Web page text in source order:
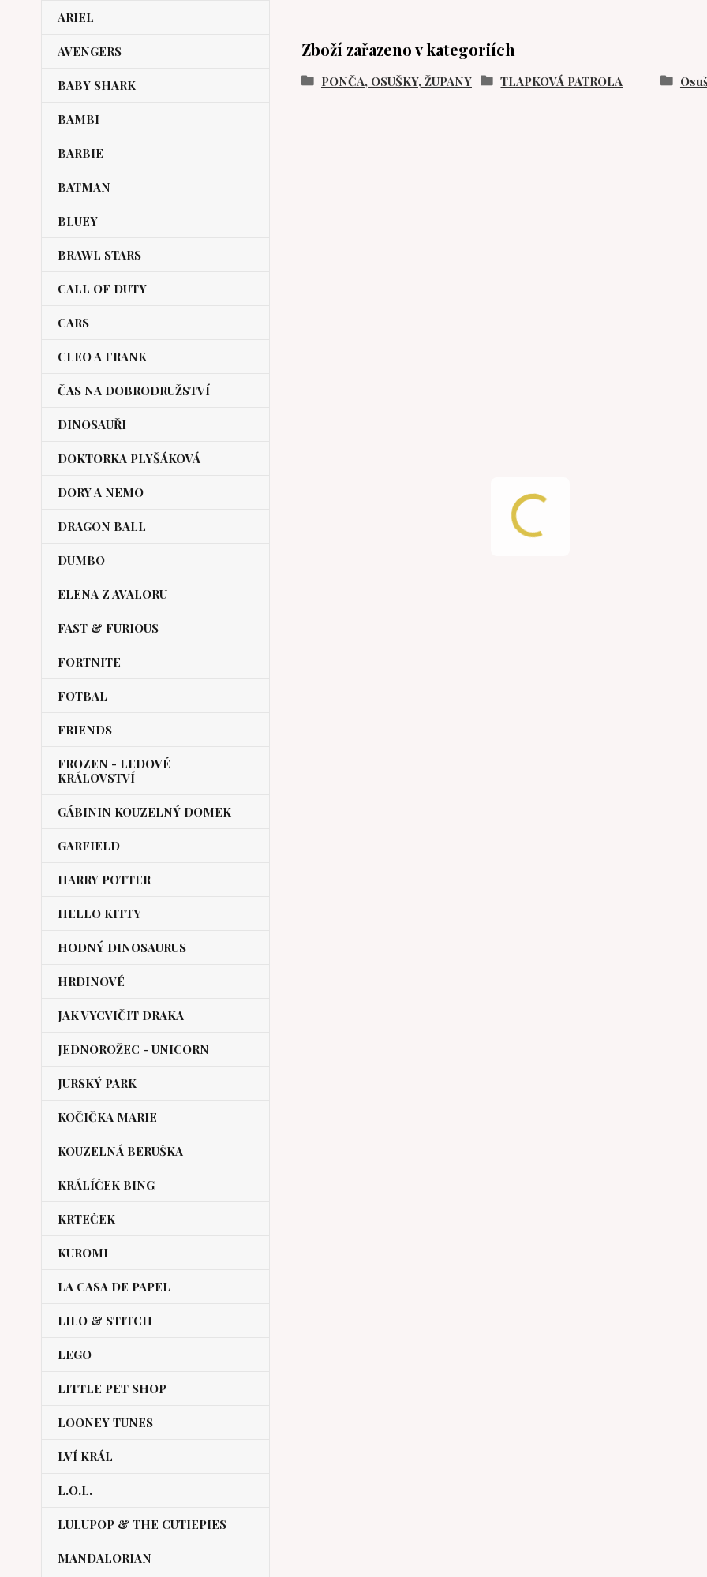
ARIEL
AVENGERS
BABY SHARK
BAMBI
BARBIE
BATMAN
BLUEY
BRAWL STARS
CALL OF DUTY
CARS
CLEO A FRANK
ČAS NA DOBRODRUŽSTVÍ
DINOSAUŘI
DOKTORKA PLYŠÁKOVÁ
DORY A NEMO
DRAGON BALL
DUMBO
ELENA Z AVALORU
FAST & FURIOUS
FORTNITE
FOTBAL
FRIENDS
FROZEN - LEDOVÉ
KRÁLOVSTVÍ
GÁBININ KOUZELNÝ DOMEK
GARFIELD
HARRY POTTER
HELLO KITTY
HODNÝ DINOSAURUS
HRDINOVÉ
JAK VYCVIČIT DRAKA
JEDNOROŽEC - UNICORN
JURSKÝ PARK
KOČIČKA MARIE
KOUZELNÁ BERUŠKA
KRÁLÍČEK BING
KRTEČEK
KUROMI
LA CASA DE PAPEL
LILO & STITCH
LEGO
LITTLE PET SHOP
LOONEY TUNES
LVÍ KRÁL
L.O.L.
LULUPOP & THE CUTIEPIES
MANDALORIAN
Zboží zařazeno v kategoriích
PONČA, OSUŠKY, ŽUPANY TLAPKOVÁ PATROLA